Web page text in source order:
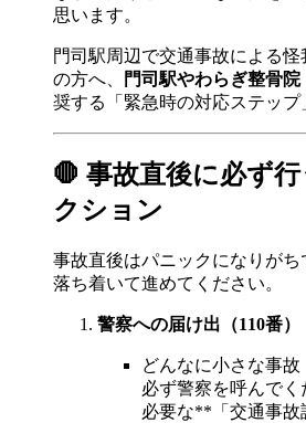
思います。
門司駅周辺で交通事故による
の方へ、
門司駅やわらぎ整骨
奨する「緊急時の対応ステップ
🛑 事故直後に必ず
クション
事故直後はパニックになりが
落ち着いて進めてください。
警察への届け出（110番）
どんなに小さな事
必ず警察を呼んで
必要な**「交通事